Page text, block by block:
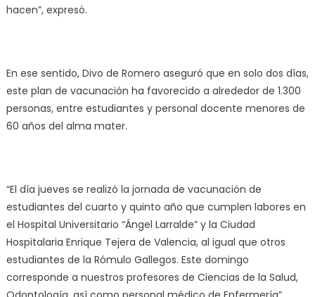
hacen”, expresó.
En ese sentido, Divo de Romero aseguró que en solo dos días,
este plan de vacunación ha favorecido a alrededor de 1.300
personas, entre estudiantes y personal docente menores de
60 años del alma mater.
“El día jueves se realizó la jornada de vacunación de
estudiantes del cuarto y quinto año que cumplen labores en
el Hospital Universitario “Ángel Larralde” y la Ciudad
Hospitalaria Enrique Tejera de Valencia, al igual que otros
estudiantes de la Rómulo Gallegos. Este domingo
corresponde a nuestros profesores de Ciencias de la Salud,